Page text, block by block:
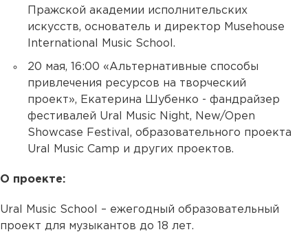
Пражской академии исполнительских
искусств, основатель и директор Musehouse
International Music School.
20 мая, 16:00 «Альтернативные способы
привлечения ресурсов на творческий
проект», Екатерина Шубенко - фандрайзер
фестивалей Ural Music Night, New/Open
Showcase Festival, образовательного проекта
Ural Music Camp и других проектов.
О проекте:
Ural Music School – ежегодный образовательный
проект для музыкантов до 18 лет.